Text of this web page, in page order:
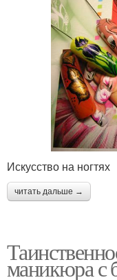
Искусство на ногтях
читать дальше →
маникюра с